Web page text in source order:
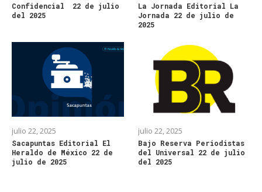
Confidencial 22 de julio
del 2025
La Jornada Editorial La
Jornada 22 de julio de
2025
julio 22, 2025
Sacapuntas Editorial El
Heraldo de México 22 de
julio de 2025
julio 22, 2025
Bajo Reserva Periodistas
del Universal 22 de julio
del 2025